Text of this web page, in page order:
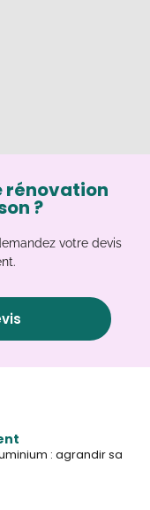
rénovation
?
votre devis
: agrandir sa